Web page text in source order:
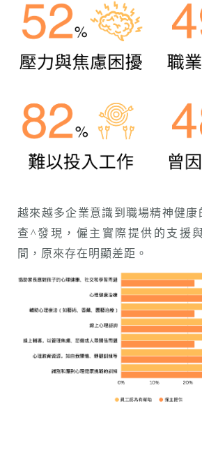
越來越多企業意識到職場精神健康
查^發現，僱主實際提供的支援
間，原來存在明顯差距。